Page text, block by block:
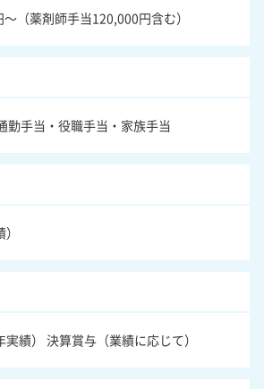
（薬剤師手当120,000円含む）
勤手当・役職手当・家族手当
績） 決算賞与（業績に応じて）